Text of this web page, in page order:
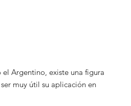
Argentino, existe una figura
muy útil su aplicación en